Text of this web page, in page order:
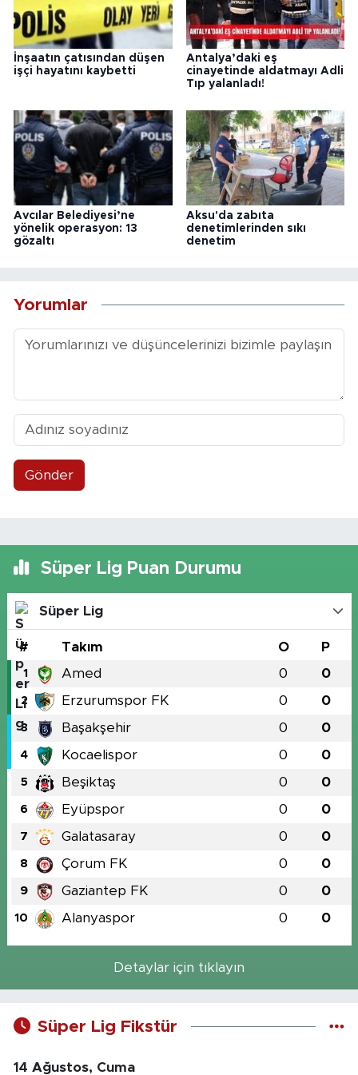
İnşaatın çatısından düşen
işçi hayatını kaybetti
Antalya’daki eş
cinayetinde aldatmayı Adli
Tıp yalanladı!
Avcılar Belediyesi’ne
yönelik operasyon: 13
gözaltı
Aksu'da zabıta
denetimlerinden sıkı
denetim
Yorumlar
Gönder
Süper Lig Puan Durumu
Süper Lig
# Takım O P
1 Amed 0 0
2 Erzurumspor FK 0 0
3 Başakşehir 0 0
4 Kocaelispor 0 0
5 Beşiktaş 0 0
6 Eyüpspor 0 0
7 Galatasaray 0 0
8 Çorum FK 0 0
9 Gaziantep FK 0 0
10 Alanyaspor 0 0
Detaylar için tıklayın
Süper Lig Fikstür
14 Ağustos, Cuma